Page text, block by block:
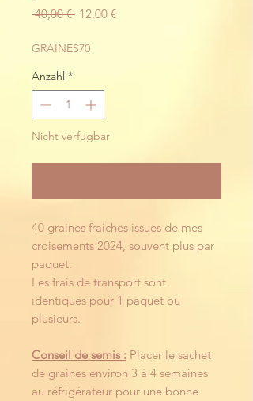
40,00 € Standardpreis
12,00 €Sale-
GRAINES70
Anzahl *
Nicht verfügbar
40 graines fraiches issues de mes
croisements 2024, souvent plus par
paquet.
Les frais de transport sont
identiques pour 1 paquet ou
plusieurs.
Conseil de semis : Placer le sachet
de graines environ 3 à 4 semaines
au réfrigérateur pour une bonne